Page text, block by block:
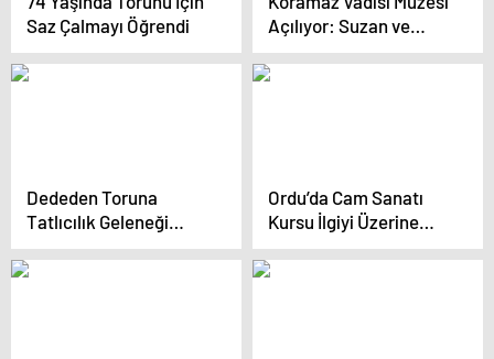
Saz Çalmayı Öğrendi
Açılıyor: Suzan ve
Oğuz’un Aşkı
Sergilenecek
Dededen Toruna
Tatlıcılık Geleneği
Sürüyor
Ordu’da Cam Sanatı
Kursu İlgiyi Üzerine
Topluyor